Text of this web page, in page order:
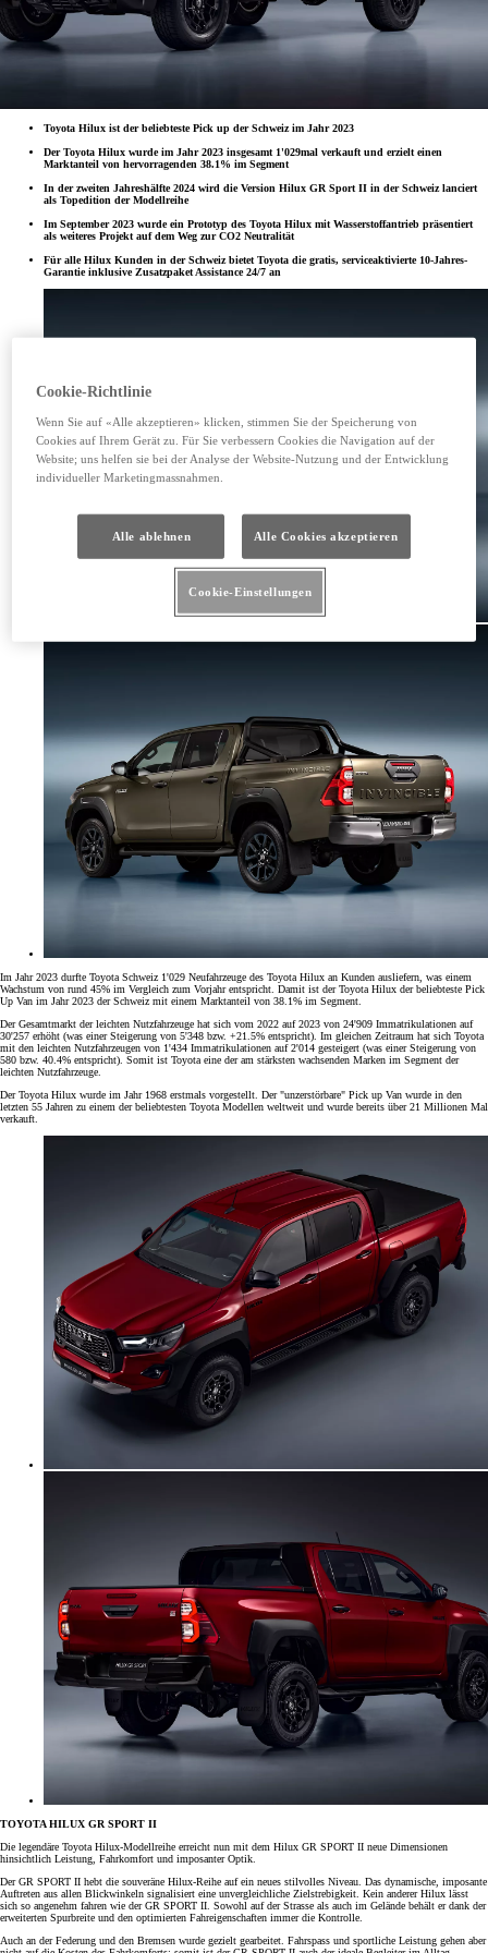
Toyota Hilux ist der beliebteste Pick up der Schweiz im Jahr 2023
Der Toyota Hilux wurde im Jahr 2023 insgesamt 1'029mal verkauft und erzielt einen
Marktanteil von hervorragenden 38.1% im Segment
In der zweiten Jahreshälfte 2024 wird die Version Hilux GR Sport II in der Schweiz lanciert
als Topedition der Modellreihe
Im September 2023 wurde ein Prototyp des Toyota Hilux mit Wasserstoffantrieb präsentiert
als weiteres Projekt auf dem Weg zur CO2 Neutralität
Für alle Hilux Kunden in der Schweiz bietet Toyota die gratis, serviceaktivierte 10-Jahres-
Garantie inklusive Zusatzpaket Assistance 24/7 an
Im Jahr 2023 durfte Toyota Schweiz 1'029 Neufahrzeuge des Toyota Hilux an Kunden ausliefern, was einem
Wachstum von rund 45% im Vergleich zum Vorjahr entspricht. Damit ist der Toyota Hilux der beliebteste Pick
Up Van im Jahr 2023 der Schweiz mit einem Marktanteil von 38.1% im Segment.
Der Gesamtmarkt der leichten Nutzfahrzeuge hat sich vom 2022 auf 2023 von 24'909 Immatrikulationen auf
30'257 erhöht (was einer Steigerung von 5'348 bzw. +21.5% entspricht). Im gleichen Zeitraum hat sich Toyota
mit den leichten Nutzfahrzeugen von 1'434 Immatrikulationen auf 2'014 gesteigert (was einer Steigerung von
580 bzw. 40.4% entspricht). Somit ist Toyota eine der am stärksten wachsenden Marken im Segment der
leichten Nutzfahrzeuge.
Der Toyota Hilux wurde im Jahr 1968 erstmals vorgestellt. Der "unzerstörbare" Pick up Van wurde in den
letzten 55 Jahren zu einem der beliebtesten Toyota Modellen weltweit und wurde bereits über 21 Millionen Mal
verkauft.
TOYOTA HILUX GR SPORT II
Die legendäre Toyota Hilux-Modellreihe erreicht nun mit dem Hilux GR SPORT II neue Dimensionen
hinsichtlich Leistung, Fahrkomfort und imposanter Optik.
Der GR SPORT II hebt die souveräne Hilux-Reihe auf ein neues stilvolles Niveau. Das dynamische, imposante
Auftreten aus allen Blickwinkeln signalisiert eine unvergleichliche Zielstrebigkeit. Kein anderer Hilux lässt
sich so angenehm fahren wie der GR SPORT II. Sowohl auf der Strasse als auch im Gelände behält er dank der
erweiterten Spurbreite und den optimierten Fahreigenschaften immer die Kontrolle.
Auch an der Federung und den Bremsen wurde gezielt gearbeitet. Fahrspass und sportliche Leistung gehen aber
Cookie-Richtlinie
Wenn Sie auf «Alle akzeptieren» klicken, stimmen Sie der Speicherung von
Cookies auf Ihrem Gerät zu. Für Sie verbessern Cookies die Navigation auf der
Website; uns helfen sie bei der Analyse der Website-Nutzung und der Entwicklung
individueller Marketingmassnahmen.
Alle ablehnen Alle Cookies akzeptieren
Cookie-Einstellungen